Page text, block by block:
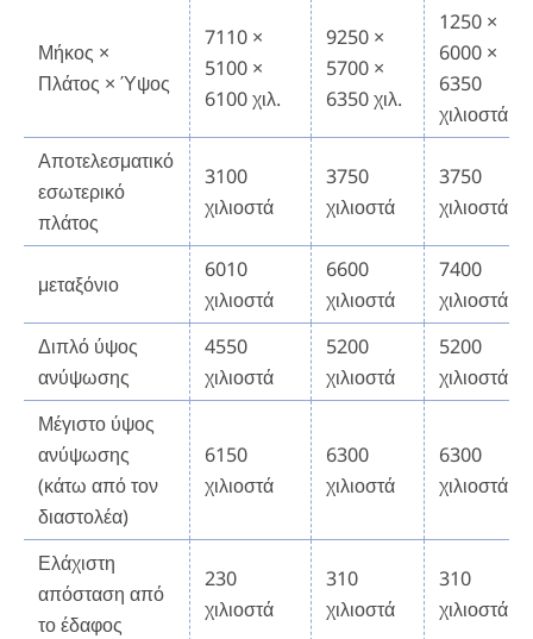
Μήκος ×
Πλάτος × Ύψος
7110 ×
5100 ×
6100 χιλ.
9250 ×
5700 ×
6350 χιλ.
1250 ×
6000 ×
6350
χιλιοστά
Αποτελεσματικό
εσωτερικό
πλάτος
3100
χιλιοστά
3750
χιλιοστά
3750
χιλιοστά
μεταξόνιο
6010
χιλιοστά
6600
χιλιοστά
7400
χιλιοστά
Διπλό ύψος
ανύψωσης
4550
χιλιοστά
5200
χιλιοστά
5200
χιλιοστά
Μέγιστο ύψος
ανύψωσης
(κάτω από τον
διαστολέα)
6150
χιλιοστά
6300
χιλιοστά
6300
χιλιοστά
Ελάχιστη
απόσταση από
το έδαφος
230
χιλιοστά
310
χιλιοστά
310
χιλιοστά